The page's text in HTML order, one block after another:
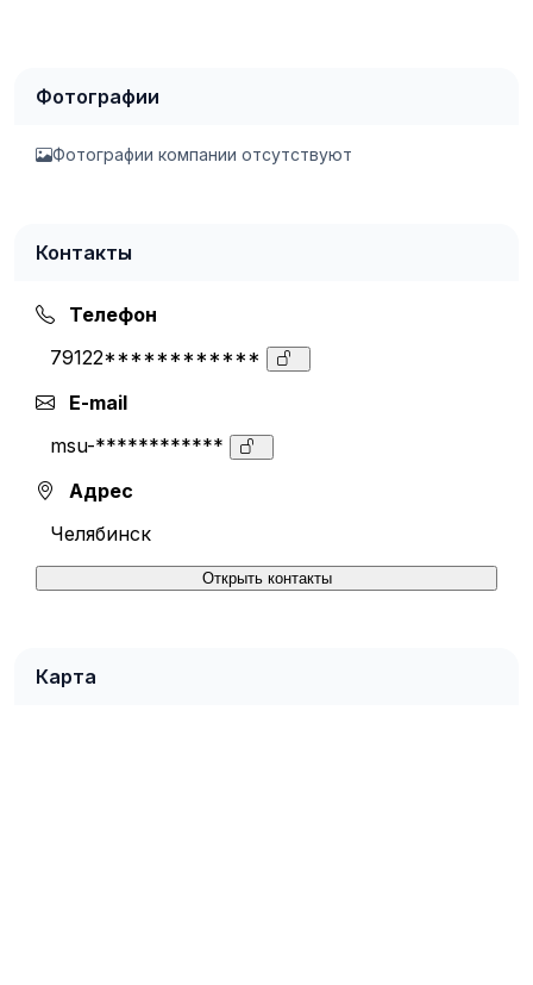
Фотографии
Фотографии компании отсутствуют
Контакты
Телефон
79122************
E-mail
msu-************
Адрес
Челябинск
Открыть контакты
Карта